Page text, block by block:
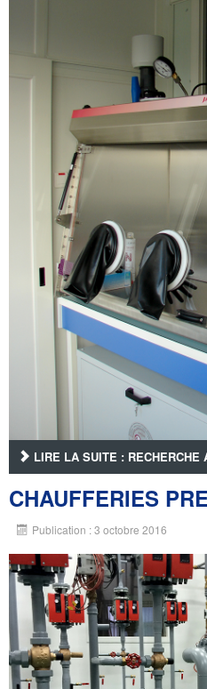
LIRE LA SUITE : RECHERCHE
CHAUFFERIES
Publication : 3 octobre 2016